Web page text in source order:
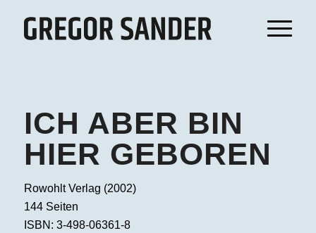
ICH ABER BIN
HIER GEBOREN
Rowohlt Verlag (2002)
144 Seiten
ISBN: 3-498-06361-8